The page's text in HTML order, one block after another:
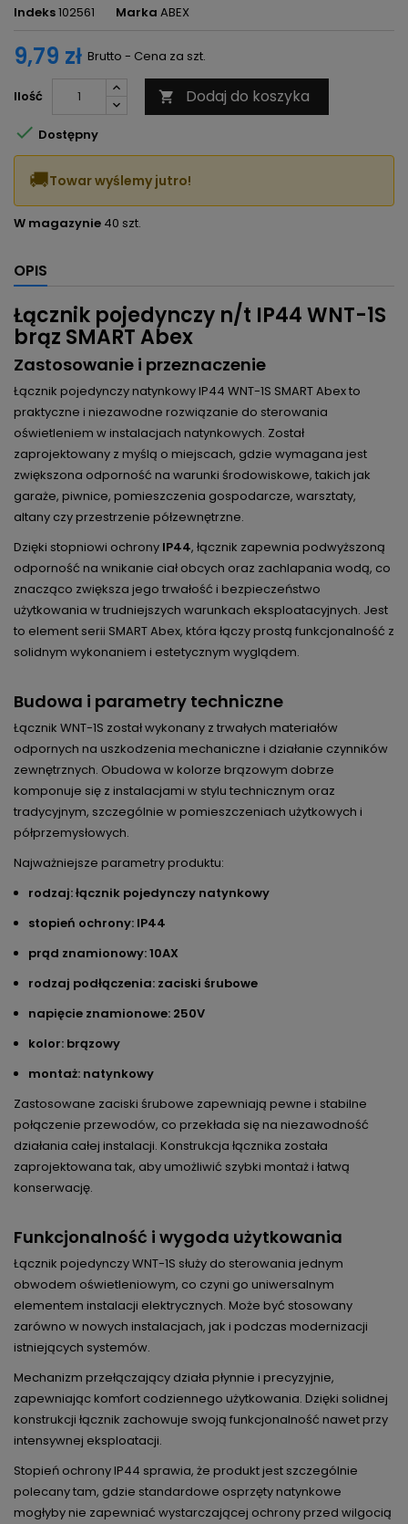
Indeks102561 Marka ABEX
9,79 zł Brutto - Cena za szt.
Ilość  Dodaj do koszyka
 Dostępny
🚚Towar wyślemy jutro!
W magazynie 40 szt.
OPIS
Łącznik pojedynczy n/t IP44 WNT-1S
brąz SMART Abex
Zastosowanie i przeznaczenie
Łącznik pojedynczy natynkowy IP44 WNT-1S SMART Abex to
praktyczne i niezawodne rozwiązanie do sterowania
oświetleniem w instalacjach natynkowych. Został
zaprojektowany z myślą o miejscach, gdzie wymagana jest
zwiększona odporność na warunki środowiskowe, takich jak
garaże, piwnice, pomieszczenia gospodarcze, warsztaty,
altany czy przestrzenie półzewnętrzne.
Dzięki stopniowi ochrony IP44, łącznik zapewnia podwyższoną
odporność na wnikanie ciał obcych oraz zachlapania wodą, co
znacząco zwiększa jego trwałość i bezpieczeństwo
użytkowania w trudniejszych warunkach eksploatacyjnych. Jest
to element serii SMART Abex, która łączy prostą funkcjonalność z
solidnym wykonaniem i estetycznym wyglądem.
Budowa i parametry techniczne
Łącznik WNT-1S został wykonany z trwałych materiałów
odpornych na uszkodzenia mechaniczne i działanie czynników
zewnętrznych. Obudowa w kolorze brązowym dobrze
komponuje się z instalacjami w stylu technicznym oraz
tradycyjnym, szczególnie w pomieszczeniach użytkowych i
półprzemysłowych.
Najważniejsze parametry produktu:
rodzaj: łącznik pojedynczy natynkowy
stopień ochrony: IP44
prąd znamionowy: 10AX
rodzaj podłączenia: zaciski śrubowe
napięcie znamionowe: 250V
kolor: brązowy
montaż: natynkowy
Zastosowane zaciski śrubowe zapewniają pewne i stabilne
połączenie przewodów, co przekłada się na niezawodność
działania całej instalacji. Konstrukcja łącznika została
zaprojektowana tak, aby umożliwić szybki montaż i łatwą
konserwację.
Funkcjonalność i wygoda użytkowania
Łącznik pojedynczy WNT-1S służy do sterowania jednym
obwodem oświetleniowym, co czyni go uniwersalnym
elementem instalacji elektrycznych. Może być stosowany
zarówno w nowych instalacjach, jak i podczas modernizacji
istniejących systemów.
Mechanizm przełączający działa płynnie i precyzyjnie,
zapewniając komfort codziennego użytkowania. Dzięki solidnej
konstrukcji łącznik zachowuje swoją funkcjonalność nawet przy
intensywnej eksploatacji.
Stopień ochrony IP44 sprawia, że produkt jest szczególnie
polecany tam, gdzie standardowe osprzęty natynkowe
mogłyby nie zapewniać wystarczającej ochrony przed wilgocią